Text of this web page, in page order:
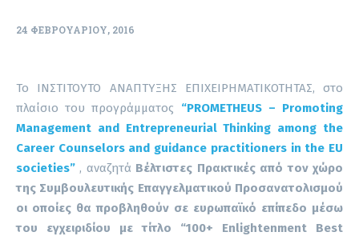
24 ΦΕΒΡΟΥΑΡΊΟΥ, 2016
Το ΙΝΣΤΙΤΟΥΤΟ ΑΝΑΠΤΥΞΗΣ ΕΠΙΧΕΙΡΗΜΑΤΙΚΟΤΗΤΑΣ, στο
πλαίσιο του προγράμματος “PROMETHEUS – Promoting
Management and Entrepreneurial Thinking among the
Career Counselors and guidance practitioners in the EU
societies” , αναζητά Βέλτιστες Πρακτικές από τον χώρο
της Συμβουλευτικής Επαγγελματικού Προσανατολισμού
οι οποίες θα προβληθούν σε ευρωπαϊκό επίπεδο μέσω
του εγχειριδίου με τίτλο “100+ Enlightenment Best